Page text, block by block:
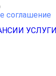
соглашение
УСЛУГИ